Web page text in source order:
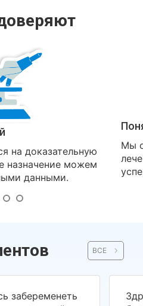
на доказательную
назначение можем
данными.
Мы
ВСЕ
забеременеть